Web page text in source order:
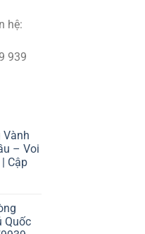
hệ:
939
– Voi
Cập
Quốc